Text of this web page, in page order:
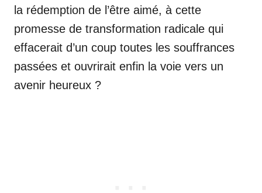
la rédemption de l’être aimé, à cette
promesse de transformation radicale qui
effacerait d’un coup toutes les souffrances
passées et ouvrirait enfin la voie vers un
avenir heureux ?